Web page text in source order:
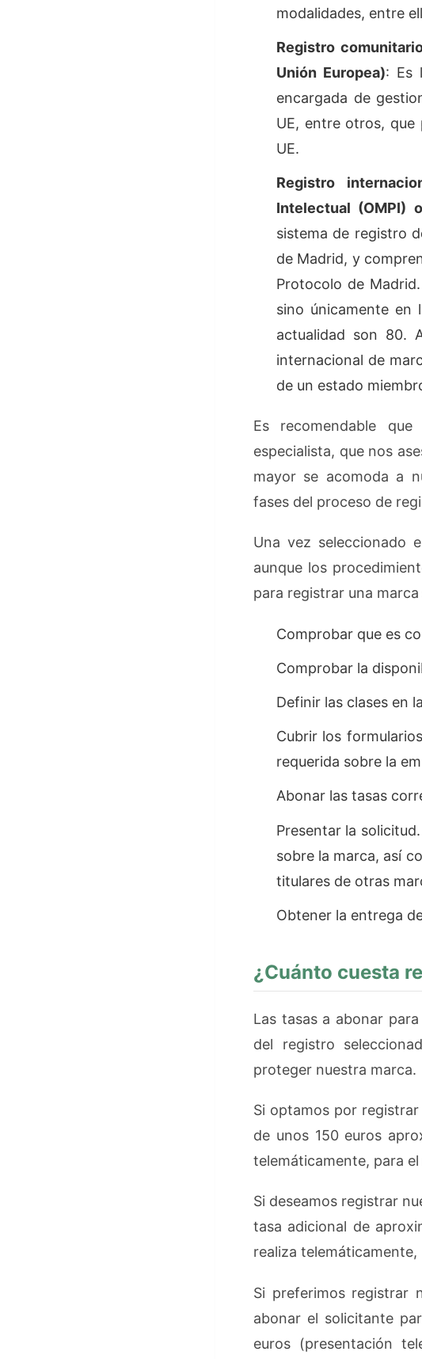
modalidades, entre
Registro
Unión Europea): Es
encargada de
UE, entre otros,
UE.
Registro
Intelectual (OMPI)
sistema de registro
de Madrid, y
Protocolo de
sino únicamente en
actualidad son 80.
internacional de
de un estado
Es recomendable
especialista, que nos
mayor se acomoda a
fases del proceso de
Una vez seleccionado
aunque los
para registrar una
Comprobar que es
Comprobar la
Definir las clases en
Cubrir los
requerida sobre la
Abonar las tasas
Presentar la
sobre la marca, así
titulares de otras
Obtener la entrega
¿Cuánto cuesta
Las tasas a abonar
del registro
proteger nuestra marca.
Si optamos por
de unos 150 euros
telemáticamente, para
Si deseamos registrar
tasa adicional de
realiza
Si preferimos registrar
abonar el solicitante
euros (presentación